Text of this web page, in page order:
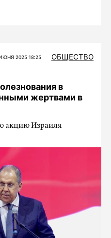
2025 18:25 ОБЩЕСТВО
в
жертвами в
акцию Израиля